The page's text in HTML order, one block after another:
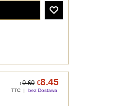
€9.60 €8.45
TTC bez Dostawa